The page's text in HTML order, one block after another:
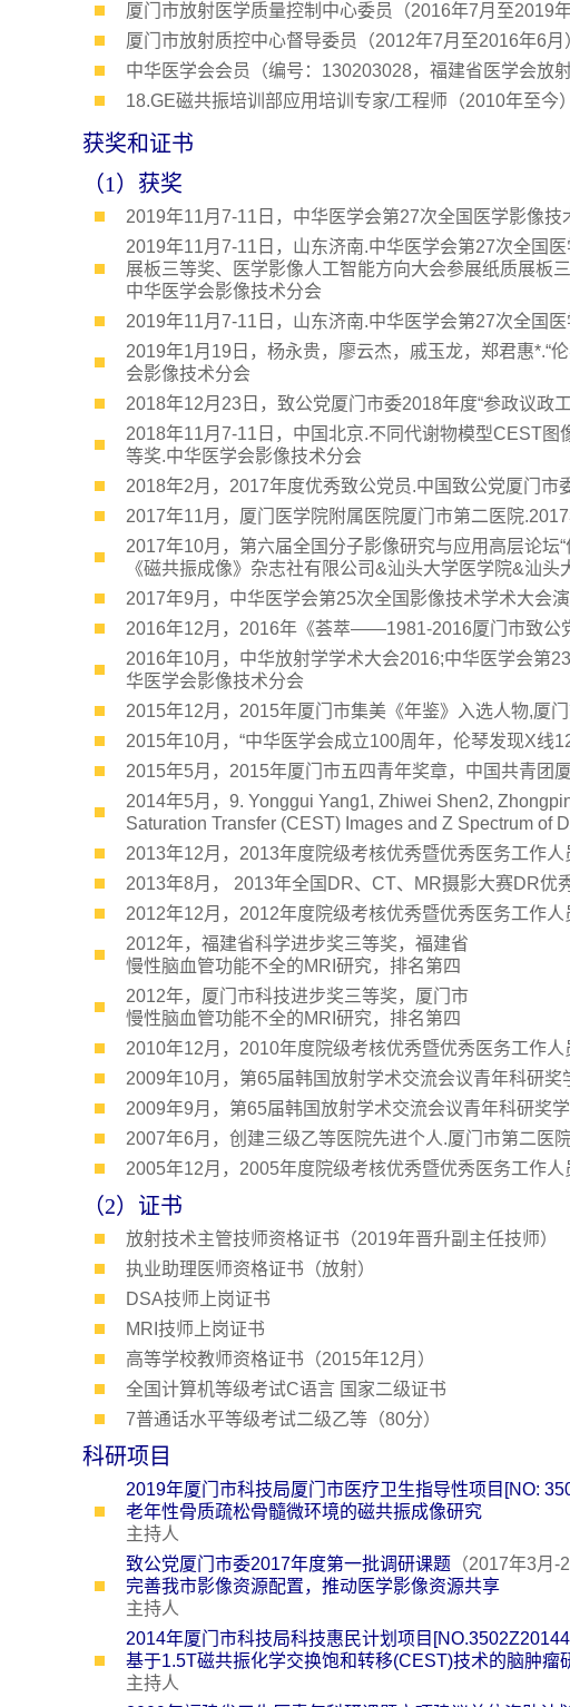
厦门市放射医学质量控制中心委员（2016年7月至2019年
厦门市放射质控中心督导委员（2012年7月至2016年6月
中华医学会会员（编号：130203028，福建省医学会放
18.GE磁共振培训部应用培训专家/工程师（2010年至今）
获奖和证书
（1）获奖
2019年11月7-11日，中华医学会第27次全国医学影像
2019年11月7-11日，山东济南.中华医学会第27次全国
展板三等奖、医学影像人工智能方向大会参展纸质展板
中华医学会影像技术分会
2019年11月7-11日，山东济南.中华医学会第27次全国
2019年1月19日，杨永贵，廖云杰，戚玉龙，郑君惠
会影像技术分会
2018年12月23日，致公党厦门市委2018年度“参政议政
2018年11月7-11日，中国北京.不同代谢物模型CEST
等奖.中华医学会影像技术分会
2018年2月，2017年度优秀致公党员.中国致公党厦门市
2017年11月，厦门医学院附属医院厦门市第二医院
2017年10月，第六届全国分子影像研究与应用高层论坛
《磁共振成像》杂志社有限公司&汕头大学医学院&汕头
2017年9月，中华医学会第25次全国影像技术学术大会
2016年12月，2016年《荟萃——1981-2016厦门市致公
2016年10月，中华放射学学术大会2016;中华医学会第
华医学会影像技术分会
2015年12月，2015年厦门市集美《年鉴》入选人物,厦
2015年10月，“中华医学会成立100周年，伦琴发现X线
2015年5月，2015年厦门市五四青年奖章，中国共青团
2014年5月，9. Yonggui Yang1, Zhiwei Shen2,
Saturation Transfer (CEST) Images and Z Spectrum of
2013年12月，2013年度院级考核优秀暨优秀医务工作
2013年8月， 2013年全国DR、CT、MR摄影大赛DR优
2012年12月，2012年度院级考核优秀暨优秀医务工作
2012年，福建省科学进步奖三等奖，福建省
慢性脑血管功能不全的MRI研究，排名第四
2012年，厦门市科技进步奖三等奖，厦门市
慢性脑血管功能不全的MRI研究，排名第四
2010年12月，2010年度院级考核优秀暨优秀医务工作
2009年10月，第65届韩国放射学术交流会议青年科研奖
2009年9月，第65届韩国放射学术交流会议青年科研奖
2007年6月，创建三级乙等医院先进个人.厦门市第二医
2005年12月，2005年度院级考核优秀暨优秀医务工作人
（2）证书
放射技术主管技师资格证书（2019年晋升副主任技师）
执业助理医师资格证书（放射）
DSA技师上岗证书
MRI技师上岗证书
高等学校教师资格证书（2015年12月）
全国计算机等级考试C语言 国家二级证书
7普通话水平等级考试二级乙等（80分）
科研项目
2019年厦门市科技局厦门市医疗卫生指导性项目[NO:
老年性骨质疏松骨髓微环境的磁共振成像研究
主持人
致公党厦门市委2017年度第一批调研课题 （2017年3月-
完善我市影像资源配置，推动医学影像资源共享
主持人
2014年厦门市科技局科技惠民计划项目
基于1.5T磁共振化学交换饱和转移(CEST)技术的脑肿瘤
主持人